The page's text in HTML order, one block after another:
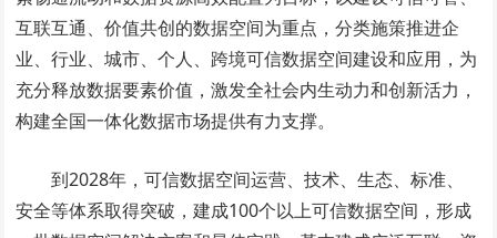
互联互通、价值共创的数据空间为重点，分类施策推进企
业、行业、城市、个人、跨境可信数据空间建设和应用，为
充分释放数据要素价值，激发全社会内生动力和创新活力，
构建全国一体化数据市场提供有力支撑。
到2028年，可信数据空间运营、技术、生态、标准、
安全等体系取得突破，建成100个以上可信数据空间，形成